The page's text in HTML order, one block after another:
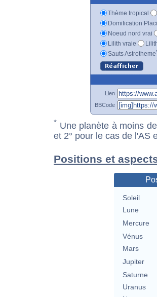
Thème tropical
Domification
Noeud nord vrai
Lilith vraie
Sauts Astrotheme
Lien
BBCode
* Une planète à moins
et 2° pour le cas de l'AS
Positions et
Soleil
Lune
Mercure
Vénus
Mars
Jupiter
Saturne
Uranus